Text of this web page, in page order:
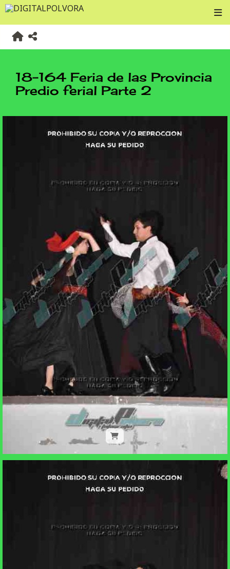
18-164 Feria de las Provincia
Predio ferial Parte 2